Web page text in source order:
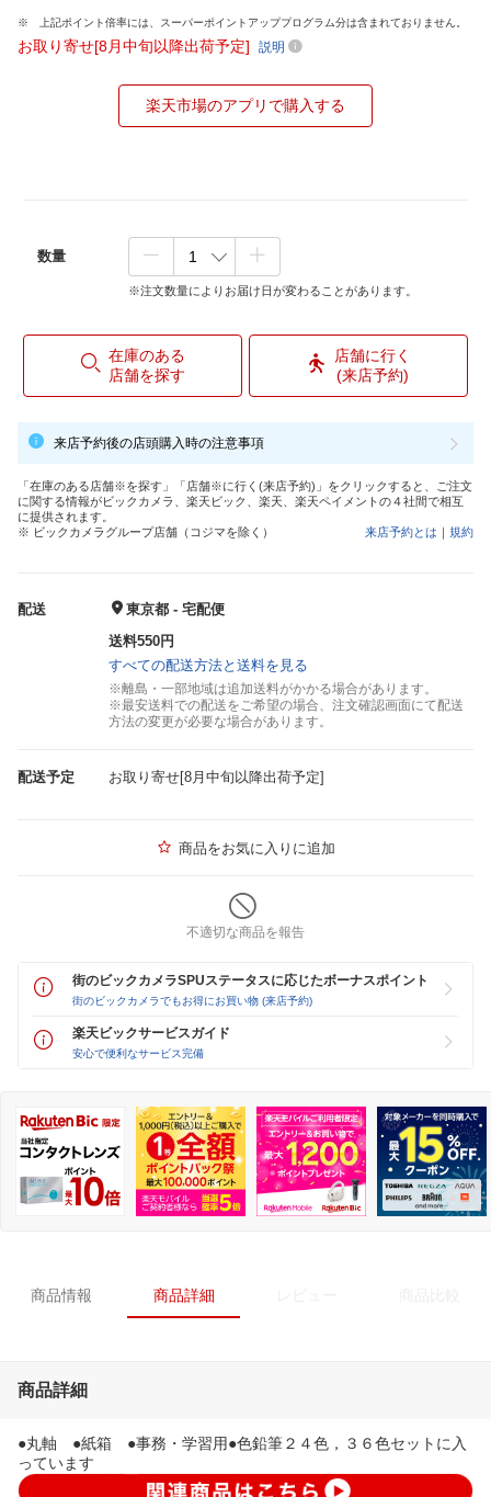
上記ポイント倍率には、スーパーポイントアッププログラム分は含まれておりません。
お取り寄せ[8月中旬以降出荷予定] 説明
楽天市場のアプリで購入する
数量
※注文数量によりお届け日が変わることがあります。
在庫のある
店舗を探す
店舗に行く
(来店予約)
来店予約後の店頭購入時の注意事項
「在庫のある店舗※を探す」「店舗※に行く(来店予約)」をクリックすると、ご注文
に関する情報がビックカメラ、楽天ビック、楽天、楽天ペイメントの４社間で相互
に提供されます。
※ ビックカメラグループ店舗（コジマを除く）
来店予約とは ｜ 規約
配送
東京都 - 宅配便
送料550円
すべての配送方法と送料を見る
※離島・一部地域は追加送料がかかる場合があります。
※最安送料での配送をご希望の場合、注文確認画面にて配送
方法の変更が必要な場合があります。
配送予定 お取り寄せ[8月中旬以降出荷予定]
商品をお気に入りに追加
不適切な商品を報告
街のビックカメラSPUステータスに応じたボーナスポイント
街のビックカメラでもお得にお買い物 (来店予約)
楽天ビックサービスガイド
安心で便利なサービス完備
商品情報 商品詳細
商品詳細
●丸軸 ●紙箱 ●事務・学習用●色鉛筆２４色，３６色セットに入
っています